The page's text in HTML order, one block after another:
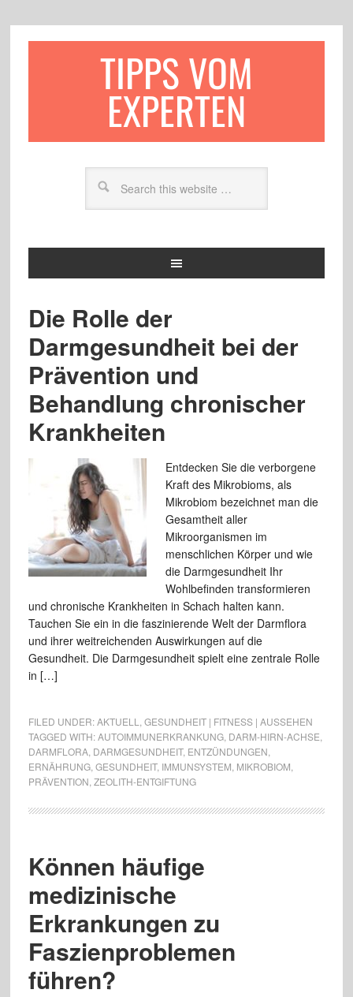
TIPPS VOM
EXPERTEN
Die Rolle der
Darmgesundheit bei der
Prävention und
Behandlung chronischer
Krankheiten
Entdecken Sie die verborgene
Kraft des Mikrobioms, als
Mikrobiom bezeichnet man die
Gesamtheit aller
Mikroorganismen im
menschlichen Körper und wie
die Darmgesundheit Ihr
Wohlbefinden transformieren
und chronische Krankheiten in Schach halten kann.
Tauchen Sie ein in die faszinierende Welt der Darmflora
und ihrer weitreichenden Auswirkungen auf die
Gesundheit. Die Darmgesundheit spielt eine zentrale Rolle
in […]
FILED UNDER:AKTUELL
GESUNDHEIT | FITNESS | AUSSEHEN
TAGGED WITH:AUTOIMMUNERKRANKUNG, DARM-HIRN-ACHSE
DARMFLORA, DARMGESUNDHEIT, ENTZÜNDUNGEN
ERNÄHRUNG, GESUNDHEIT, IMMUNSYSTEM MIKROBIOM
PRÄVENTION ZEOLITH-ENTGIFTUNG
Können häufige
medizinische
Erkrankungen zu
Faszienproblemen
führen?